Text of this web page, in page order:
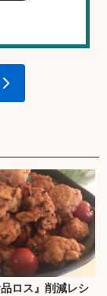
ロス』削減レシ